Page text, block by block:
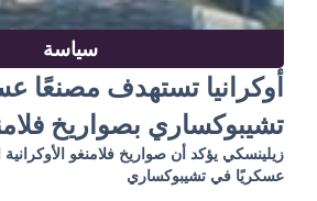
سياسة
أوكرانيا تستهدف مصنعًا
تشيبوكساري بصواريخ
زيلينسكي يؤكد أن صواريخ فلامنغو
عسكريًا في تشيبوكساري